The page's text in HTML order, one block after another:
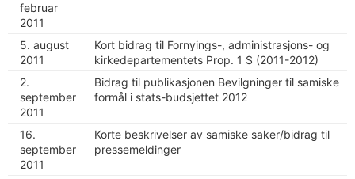
februar
2011
5. august
2011
Kort bidrag til Fornyings-, administrasjons- og
kirkedepartementets Prop. 1 S (2011-2012)
2.
september
2011
Bidrag til publikasjonen Bevilgninger til samiske
formål i stats-budsjettet 2012
16.
september
2011
Korte beskrivelser av samiske saker/bidrag til
pressemeldinger